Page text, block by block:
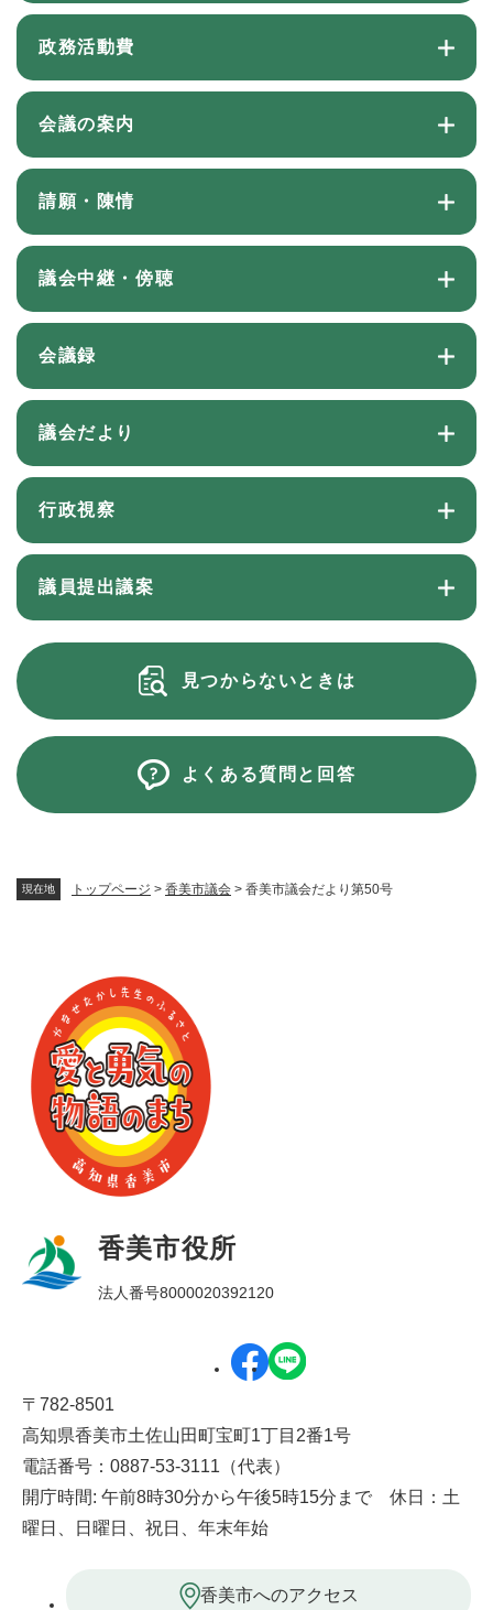
現在地 トップページ > 香美市議会 > 香美市議会だより第50号
政務活動費
会議の案内
請願・陳情
議会中継・傍聴
会議録
議会だより
行政視察
議員提出議案
見つからないときは
よくある質問と回答
香美市役所
法人番号8000020392120
〒782-8501
高知県香美市土佐山田町宝町1丁目2番1号
電話番号：0887-53-3111（代表）
開庁時間: 午前8時30分から午後5時15分まで 休日：土
曜日、日曜日、祝日、年末年始
香美市へのアクセス